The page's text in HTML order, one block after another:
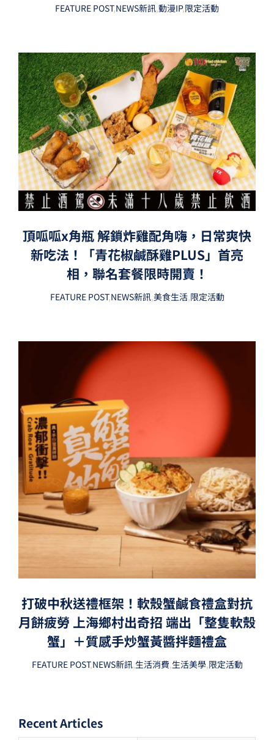
FEATURE POST,NEWS新訊,動漫IP,限定活動
頂呱呱x角瓶 解鎖炸雞配角嗨，日常爽快
新吃法！「青花椒鹹酥雞PLUS」首亮
相，聯名套餐限時開賣！
FEATURE POST,NEWS新訊,美食生活,限定活動
打破中秋送禮框架！軟殼蟹鹹食禮盒對抗
月餅疲勞 上海鄉村出奇招 端出「整隻軟殼
蟹」＋質感手炒蟹黃醬拌麵禮盒
FEATURE POST,NEWS新訊,生活消費,生活美學,限定活動
Recent Articles